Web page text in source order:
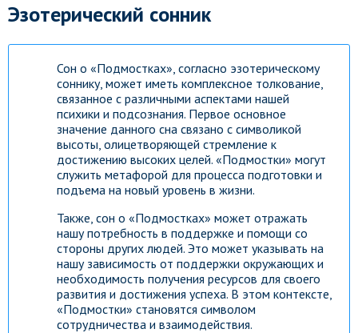
Эзотерический сонник
Сон о «Подмостках», согласно эзотерическому
соннику, может иметь комплексное толкование,
связанное с различными аспектами нашей
психики и подсознания. Первое основное
значение данного сна связано с символикой
высоты, олицетворяющей стремление к
достижению высоких целей. «Подмостки» могут
служить метафорой для процесса подготовки и
подъема на новый уровень в жизни.
Также, сон о «Подмостках» может отражать
нашу потребность в поддержке и помощи со
стороны других людей. Это может указывать на
нашу зависимость от поддержки окружающих и
необходимость получения ресурсов для своего
развития и достижения успеха. В этом контексте,
«Подмостки» становятся символом
сотрудничества и взаимодействия.